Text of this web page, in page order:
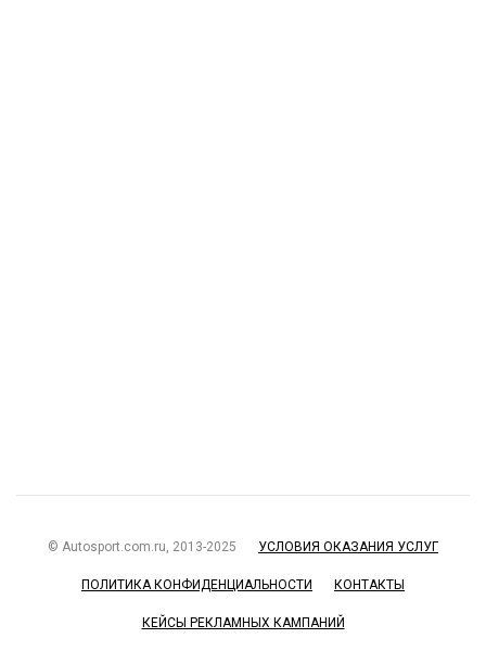
© Autosport.com.ru, 2013-2025 УСЛОВИЯ ОКАЗАНИЯ УСЛУГ
ПОЛИТИКА КОНФИДЕНЦИАЛЬНОСТИ КОНТАКТЫ
КЕЙСЫ РЕКЛАМНЫХ КАМПАНИЙ